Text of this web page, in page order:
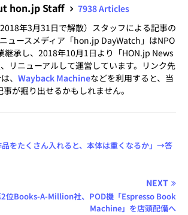
hon.jp Staff
7938 Articles
年3月31日で解散）スタッフによる記事の
ュースメディア「hon.jp DayWatch」はNPO
継承し、2018年10月1日より「HON.jp News
リニューアルして運営しています。リンク先
、 Wayback Machineなどを利用すると、当
事が掘り出せるかもしれません。
品をたくさん入れると、本体は重くなるか」→答
NEXT
2位Books-A-Million社、POD機「Espresso Book
Machine」を店頭配備へ